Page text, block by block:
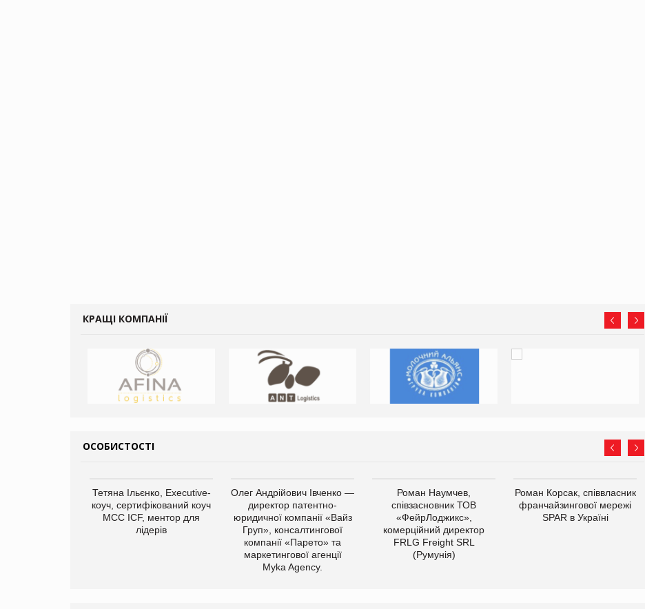
КРАЩІ КОМПАНІЇ
ОСОБИСТОСТІ
Тетяна Ільєнко, Executive-
коуч, сертифікований коуч
МСС ICF, ментор для
лідерів
Олег Андрійович Івченко —
директор патентно-
юридичної компанії «Вайз
Груп», консалтингової
компанії «Парето» та
маркетингової агенції
Myka Agency.
Роман Наумчев,
співзасновник ТОВ
«ФейрЛоджикс»,
комерційний директор
FRLG Freight SRL
(Румунія)
Роман Корсак, співвласник
франчайзингової мережі
SPAR в Україні